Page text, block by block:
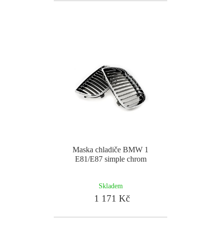
Maska chladiče BMW 1
E81/E87 simple chrom
Skladem
1 171 Kč